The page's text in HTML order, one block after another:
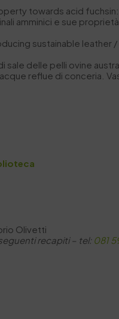
towards acid
amminici e sue
sustainable leather
sale delle pelli ovine
reflue di conceria.
Olivetti
recapiti – tel: 081